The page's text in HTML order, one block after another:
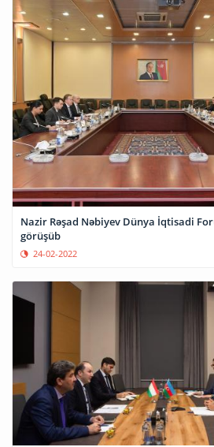
Nazir Rəşad Nəbiyev Dünya İqtisadi
görüşüb
24-02-2022